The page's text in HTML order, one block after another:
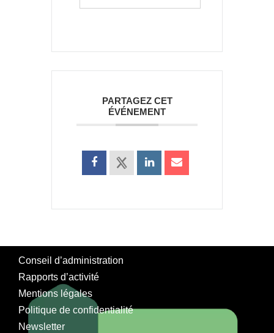
PARTAGEZ CET
ÉVÉNEMENT
Conseil d’administration
Rapports d’activité
Mentions légales
Politique de confidentialité
Newsletter